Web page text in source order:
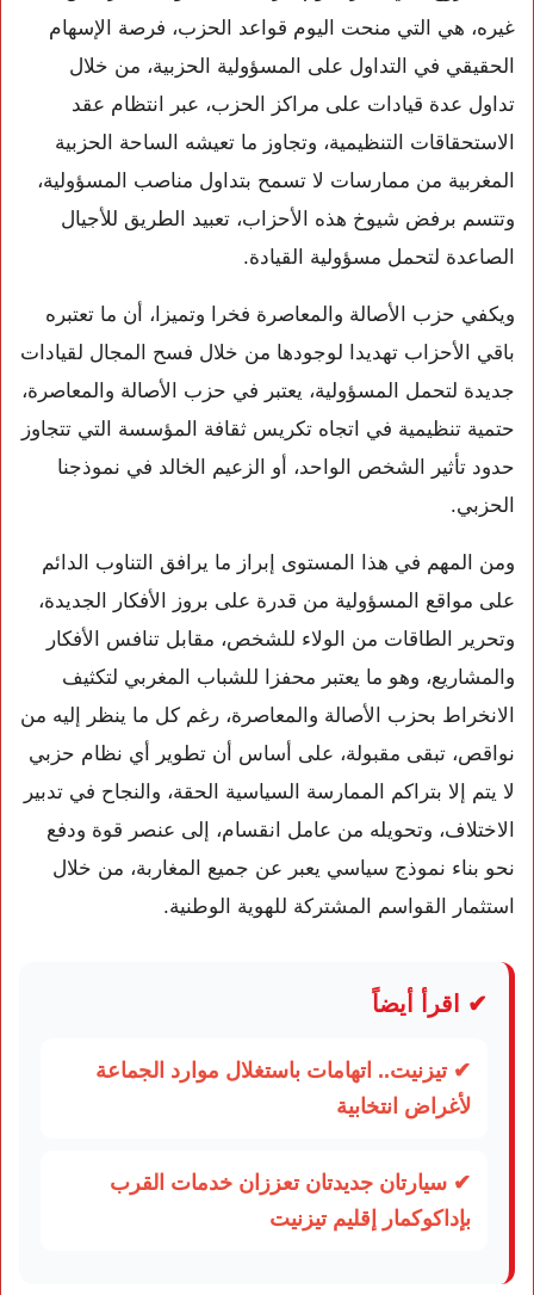
غيره، هي التي منحت اليوم قواعد الحزب، فرصة الإسهام
الحقيقي في التداول على المسؤولية الحزبية، من خلال
تداول عدة قيادات على مراكز الحزب، عبر انتظام عقد
الاستحقاقات التنظيمية، وتجاوز ما تعيشه الساحة الحزبية
المغربية من ممارسات لا تسمح بتداول مناصب المسؤولية،
وتتسم برفض شيوخ هذه الأحزاب، تعبيد الطريق للأجيال
الصاعدة لتحمل مسؤولية القيادة.
ويكفي حزب الأصالة والمعاصرة فخرا وتميزا، أن ما تعتبره
باقي الأحزاب تهديدا لوجودها من خلال فسح المجال لقيادات
جديدة لتحمل المسؤولية، يعتبر في حزب الأصالة والمعاصرة،
حتمية تنظيمية في اتجاه تكريس ثقافة المؤسسة التي تتجاوز
حدود تأثير الشخص الواحد، أو الزعيم الخالد في نموذجنا
الحزبي.
ومن المهم في هذا المستوى إبراز ما يرافق التناوب الدائم
على مواقع المسؤولية من قدرة على بروز الأفكار الجديدة،
وتحرير الطاقات من الولاء للشخص، مقابل تنافس الأفكار
والمشاريع، وهو ما يعتبر محفزا للشباب المغربي لتكثيف
الانخراط بحزب الأصالة والمعاصرة، رغم كل ما ينظر إليه من
نواقص، تبقى مقبولة، على أساس أن تطوير أي نظام حزبي
لا يتم إلا بتراكم الممارسة السياسية الحقة، والنجاح في تدبير
الاختلاف، وتحويله من عامل انقسام، إلى عنصر قوة ودفع
نحو بناء نموذج سياسي يعبر عن جميع المغاربة، من خلال
استثمار القواسم المشتركة للهوية الوطنية.
✔ اقرأ أيضاً
✔ تيزنيت.. اتهامات باستغلال موارد الجماعة
لأغراض انتخابية
✔ سيارتان جديدتان تعززان خدمات القرب
بإداكوكمار إقليم تيزنيت